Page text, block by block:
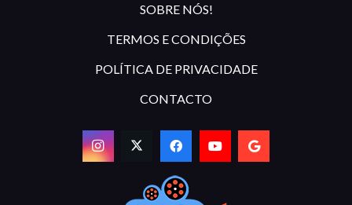
SOBRE NÓS!
TERMOS E CONDIÇÕES
POLÍTICA DE PRIVACIDADE
CONTACTO